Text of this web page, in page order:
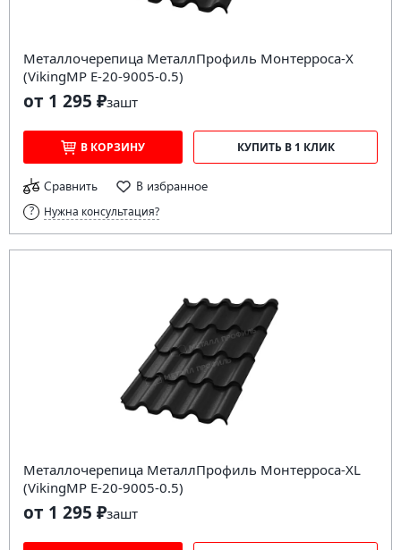
Металлочерепица МеталлПрофиль Монтерроса-X
(VikingMP E-20-9005-0.5)
от 1 295 ₽зашт
В КОРЗИНУ КУПИТЬ В 1 КЛИК
Сравнить В избранное
Нужна консультация?
Металлочерепица МеталлПрофиль Монтерроса-XL
(VikingMP E-20-9005-0.5)
от 1 295 ₽зашт